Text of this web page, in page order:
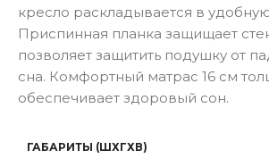
кресло раскладывается в
Приспинная планка защищает
позволяет защитить подушку от
сна. Комфортный матрас 16 см
обеспечивает здоровый сон.
ГАБАРИТЫ (ШХГХВ)